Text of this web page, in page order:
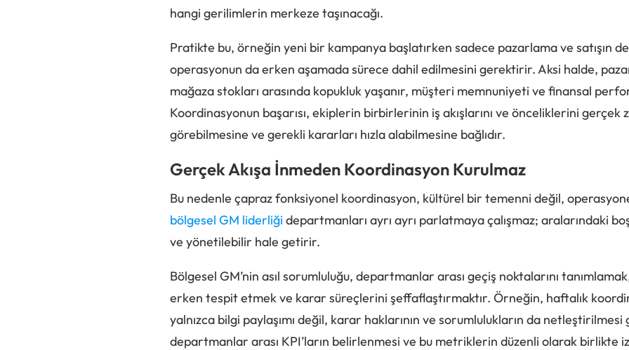
hangi gerilimlerin merkeze taşınacağı.
Pratikte bu, örneğin yeni bir kampanya başlatırken sadece pazarlama ve satışın
operasyonun da erken aşamada sürece dahil edilmesini gerektirir. Aksi halde,
mağaza stokları arasında kopukluk yaşanır, müşteri memnuniyeti ve finansal
Koordinasyonun başarısı, ekiplerin birbirlerinin iş akışlarını ve önceliklerini gerçek
görebilmesine ve gerekli kararları hızla alabilmesine bağlıdır.
Gerçek Akışa İnmeden Koordinasyon Kurulmaz
Bu nedenle çapraz fonksiyonel koordinasyon, kültürel bir temenni değil,
bölgesel GM liderliği departmanları ayrı ayrı parlatmaya çalışmaz; aralarındaki
ve yönetilebilir hale getirir.
Bölgesel GM’nin asıl sorumluluğu, departmanlar arası geçiş noktalarını
erken tespit etmek ve karar süreçlerini şeffaflaştırmaktır. Örneğin, haftalık
yalnızca bilgi paylaşımı değil, karar haklarının ve sorumlulukların da netleştirilmesi
departmanlar arası KPI’ların belirlenmesi ve bu metriklerin düzenli olarak birlikte